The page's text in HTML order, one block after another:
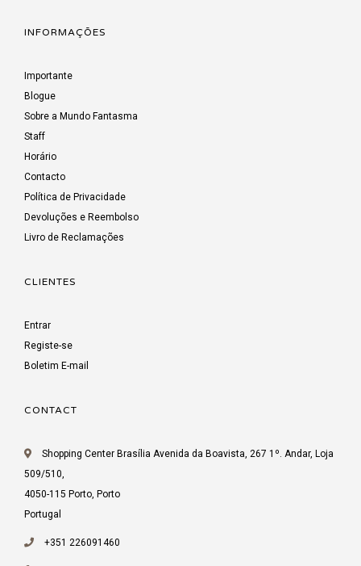
INFORMAÇÕES
Importante
Blogue
Sobre a Mundo Fantasma
Staff
Horário
Contacto
Política de Privacidade
Devoluções e Reembolso
Livro de Reclamações
CLIENTES
Entrar
Registe-se
Boletim E-mail
CONTACT
Shopping Center Brasília Avenida da Boavista, 267 1º. Andar, Loja
509/510,
4050-115 Porto, Porto
Portugal
+351 226091460